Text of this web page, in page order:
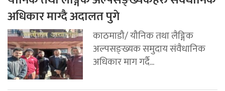
अधिकार माग्दै अदालत पुगे
काठमाडौ/ यौनिक तथा लैङ्गिक
अल्पसङ्ख्यक समुदाय संवैधानिक
अधिकार माग गर्दै...